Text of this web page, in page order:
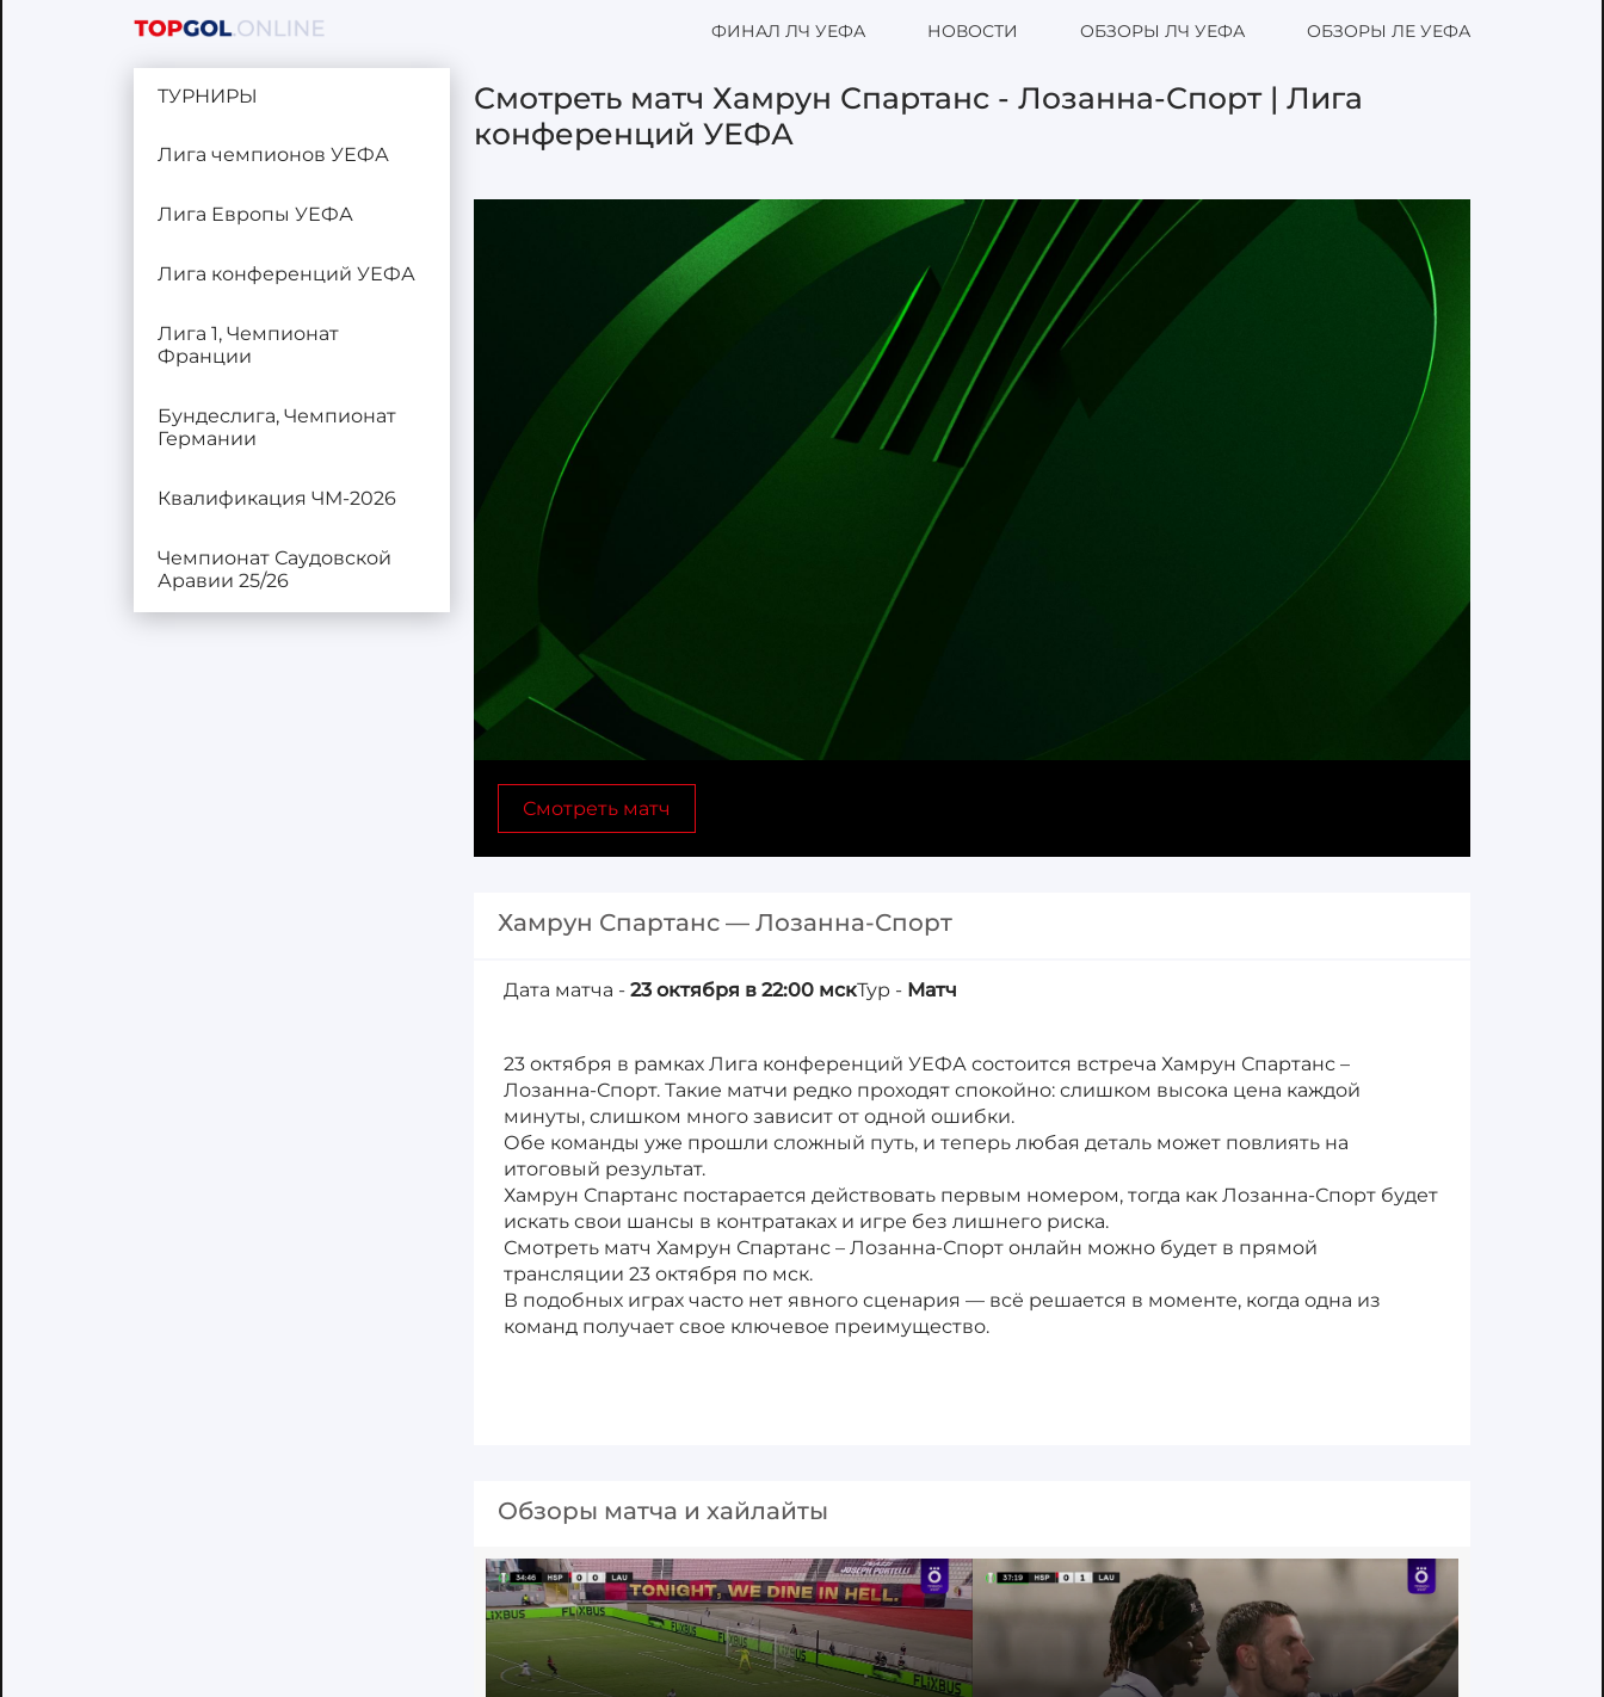
ФИНАЛ ЛЧ УЕФА НОВОСТИ ОБЗОРЫ ЛЧ УЕФА ОБЗОРЫ ЛЕ УЕФА
ТУРНИРЫ
Лига чемпионов УЕФА
Лига Европы УЕФА
Лига конференций УЕФА
Лига 1, Чемпионат
Франции
Бундеслига, Чемпионат
Германии
Квалификация ЧМ-2026
Чемпионат Саудовской
Аравии 25/26
Смотреть матч Хамрун Спартанс - Лозанна-Спорт | Лига
конференций УЕФА
Смотреть матч
Хамрун Спартанс — Лозанна-Спорт
Дата матча - 23 октября в 22:00 мскТур - Матч
23 октября в рамках Лига конференций УЕФА состоится встреча Хамрун Спартанс –
Лозанна-Спорт. Такие матчи редко проходят спокойно: слишком высока цена каждой
минуты, слишком много зависит от одной ошибки.
Обе команды уже прошли сложный путь, и теперь любая деталь может повлиять на
итоговый результат.
Хамрун Спартанс постарается действовать первым номером, тогда как Лозанна-Спорт будет
искать свои шансы в контратаках и игре без лишнего риска.
Смотреть матч Хамрун Спартанс – Лозанна-Спорт онлайн можно будет в прямой
трансляции 23 октября по мск.
В подобных играх часто нет явного сценария — всё решается в моменте, когда одна из
команд получает свое ключевое преимущество.
Обзоры матча и хайлайты